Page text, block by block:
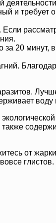
и требует
за 20 минут,
воду
от
глистов.